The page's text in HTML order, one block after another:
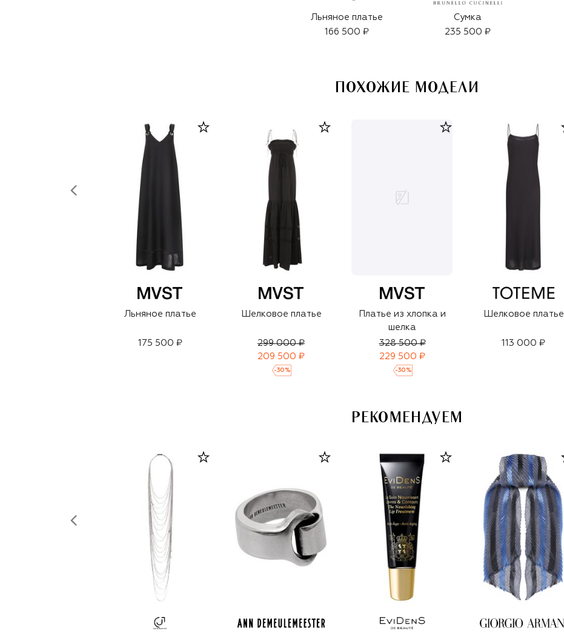
Льняное платье
166 500 ₽
Сумка
235 500 ₽
ПОХОЖИЕ МОДЕЛИ
Льняное платье
175 500 ₽
Шелковое платье
299 000 ₽
209 500 ₽
-30 %
Платье из хлопка и
шелка
328 500 ₽
229 500 ₽
-30 %
Шелковое платье
113 000 ₽
РЕКОМЕНДУЕМ